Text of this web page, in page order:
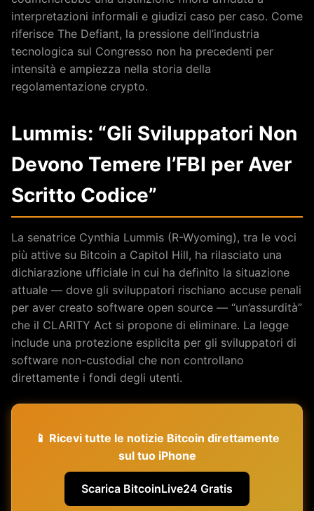
interpretazioni informali e giudizi caso per caso. Come
riferisce The Defiant, la pressione dell’industria
tecnologica sul Congresso non ha precedenti per
intensità e ampiezza nella storia della
regolamentazione crypto.
Lummis: “Gli Sviluppatori Non
Devono Temere l’FBI per Aver
Scritto Codice”
La senatrice Cynthia Lummis (R-Wyoming), tra le voci
più attive su Bitcoin a Capitol Hill, ha rilasciato una
dichiarazione ufficiale in cui ha definito la situazione
attuale — dove gli sviluppatori rischiano accuse penali
per aver creato software open source — “un’assurdità”
che il CLARITY Act si propone di eliminare. La legge
include una protezione esplicita per gli sviluppatori di
software non-custodial che non controllano
direttamente i fondi degli utenti.
📱 Ricevi tutte le notizie Bitcoin direttamente
sul tuo iPhone
Scarica BitcoinLive24 Gratis